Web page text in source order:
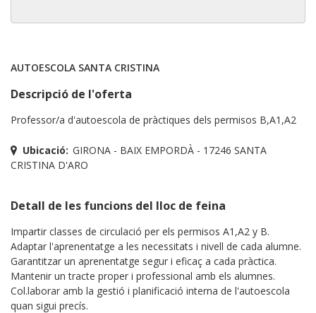
AUTOESCOLA SANTA CRISTINA
Descripció de l'oferta
Professor/a d'autoescola de pràctiques dels permisos B,A1,A2
Ubicació: GIRONA - BAIX EMPORDÀ - 17246 SANTA
CRISTINA D'ARO
Detall de les funcions del lloc de feina
Impartir classes de circulació per els permisos A1,A2 y B.
Adaptar l'aprenentatge a les necessitats i nivell de cada alumne.
Garantitzar un aprenentatge segur i eficaç a cada pràctica.
Mantenir un tracte proper i professional amb els alumnes.
Col.laborar amb la gestió i planificació interna de l'autoescola
quan sigui precís.